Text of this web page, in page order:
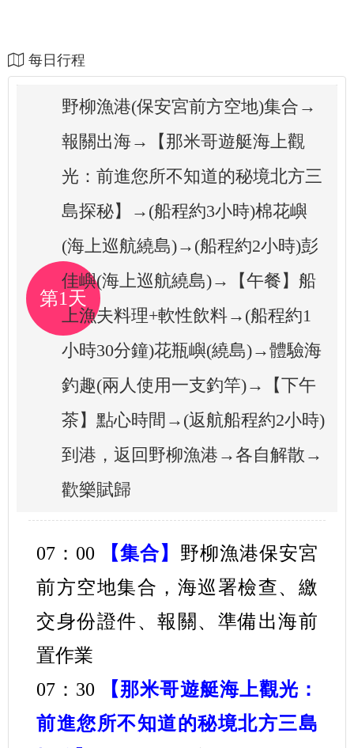
每日行程
第1天
野柳漁港(保安宮前方空地)集合→
報關出海→【那米哥遊艇海上觀
光：前進您所不知道的秘境北方三
島探秘】→(船程約3小時)棉花嶼
(海上巡航繞島)→(船程約2小時)彭
佳嶼(海上巡航繞島)→【午餐】船
上漁夫料理+軟性飲料→(船程約1
小時30分鐘)花瓶嶼(繞島)→體驗海
釣趣(兩人使用一支釣竿)→【下午
茶】點心時間→(返航船程約2小時)
到港，返回野柳漁港→各自解散→
歡樂賦歸
07：00 【集合】 野柳漁港保安宮
前方空地集合，海巡署檢查、繳
交身份證件、報關、準備出海前
置作業
07：30
【那米哥遊艇海上觀光：
前進您所不知道的秘境北方三島